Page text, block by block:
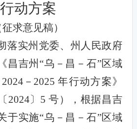
行动方案
征求意见稿）
落实州党委、州人民政府
昌吉州“乌－昌－石”区域
－2025 年行动方案》
2024〕5 号），根据昌吉
于实施“乌－昌－石”区域